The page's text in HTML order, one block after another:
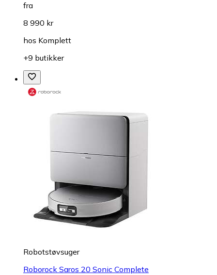
fra
8 990 kr
hos Komplett
+9 butikker
Robotstøvsuger
Roborock Saros 20 Sonic Complete